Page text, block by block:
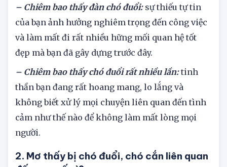
chạm, cãi cọ,...
– Chiêm bao thấy đàn chó đuổi: sự thiếu tự tin
của bạn ảnh hưởng nghiêm trọng đến công việc
và làm mất đi rất nhiều hững mối quan hệ tốt
đẹp mà bạn đã gây dựng trước đây.
– Chiêm bao thấy chó đuổi rất nhiều lần: tinh
thần bạn đang rất hoang mang, lo lắng và
không biết xử lý mọi chuyện liên quan đến tình
cảm như thế nào để không làm mất lòng mọi
người.